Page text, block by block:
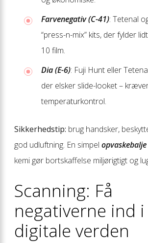
Farvenegativ (C-41): Tetenal
“press-n-mix” kits, der fylder
10 film.
Dia (E-6): Fuji Hunt eller
der elsker slide-looket –
temperaturkontrol.
Sikkerhedstip: brug handsker,
god udluftning. En simpel
kemi gør bortskaffelse miljørigtigt og
Scanning: Få
negativerne ind
digitale verden